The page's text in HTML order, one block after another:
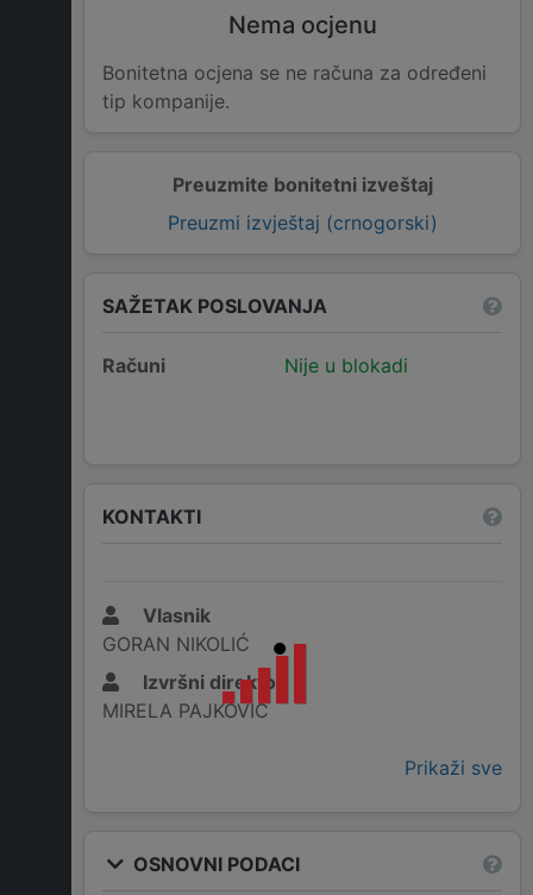
Preuzmite bonitetni izveštaj
Preuzmi izvještaj (crnogorski)
Nema ocjenu
Bonitetna ocjena se ne računa za određeni
tip kompanije.
SAŽETAK POSLOVANJA
Računi Nije u blokadi
KONTAKTI
Vlasnik
GORAN NIKOLIĆ
Izvršni direktor
MIRELA PAJKOVIĆ
Prikaži sve
OSNOVNI PODACI